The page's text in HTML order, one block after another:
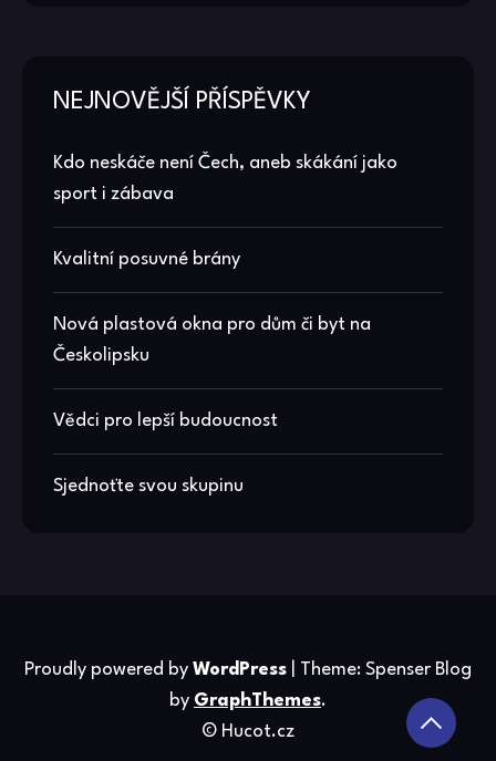
NEJNOVĚJŠÍ PŘÍSPĚVKY
Kdo neskáče není Čech, aneb skákání jako
sport i zábava
Kvalitní posuvné brány
Nová plastová okna pro dům či byt na
Českolipsku
Vědci pro lepší budoucnost
Sjednoťte svou skupinu
Proudly powered by WordPress
Theme: Spenser Blog
by GraphThemes.
© Hucot.cz